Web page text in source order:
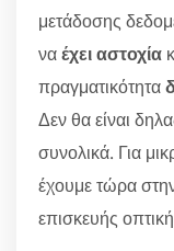
μετάδοσης
ναέχει αστοχία
πραγματικότητα
Δεν θα είναι
συνολικά. Για
έχουμε τώρα
επισκευής